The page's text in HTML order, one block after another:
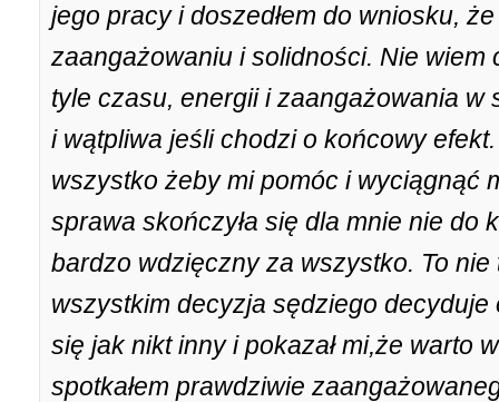
jego pracy i doszedłem do wniosku,
zaangażowaniu i solidności. Nie wiem
tyle czasu, energii i zaangażowania w
i wątpliwa jeśli chodzi o końcowy
wszystko żeby mi pomóc i wyciągnąć
sprawa skończyła się dla mnie nie do
bardzo wdzięczny za wszystko. To
wszystkim decyzja sędziego decyduje
się jak nikt inny i pokazał mi,że warto
spotkałem prawdziwie